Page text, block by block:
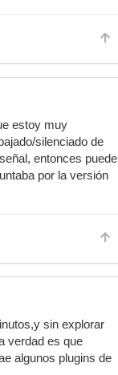
estoy muy
silenciado de
entonces puede
por la versión
sin explorar
verdad es que
algunos plugins de